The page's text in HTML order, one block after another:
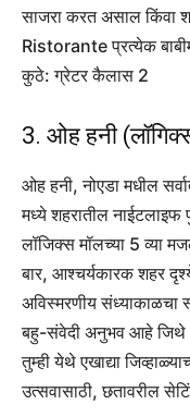
साजरा करत असाल किंवा
Ristorante प्रत्येक
कुठे: ग्रेटर कैलास 2
3. ओह हनी
ओह हनी, नोएडा मधील
मध्ये शहरातील नाईटलाइफ
लॉजिक्स मॉलच्या 5 व्या
बार, आश्चर्यकारक शहर
अविस्मरणीय संध्याकाळचा
बहु-संवेदी अनुभव आहे जिथे
तुम्ही येथे एखाद्या
उत्सवासाठी, छतावरील